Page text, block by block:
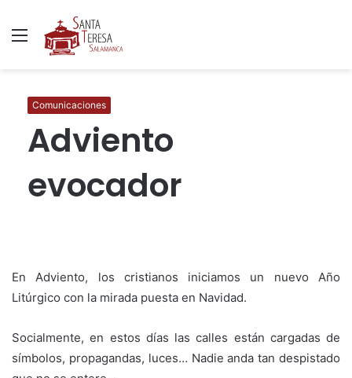
Menú
Comunicaciones
Adviento
evocador
En Adviento, los cristianos iniciamos un nuevo Año
Litúrgico con la mirada puesta en Navidad.
Socialmente, en estos días las calles están cargadas de
símbolos, propagandas, luces… Nadie anda tan despistado